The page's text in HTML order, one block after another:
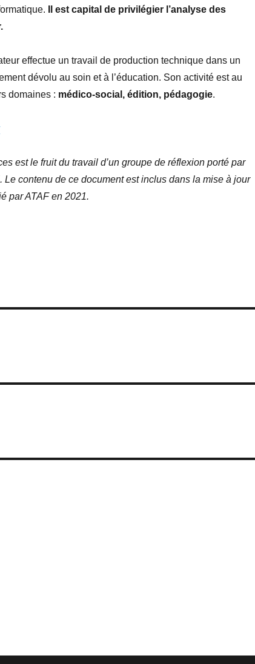
Il est capital de privilégier l’analyse des
effectue un travail de production technique dans un
dévolu au soin et à l’éducation. Son activité est au
domaines : médico-social, édition, pédagogie.
est le fruit du travail d’un groupe de réflexion porté par
Le contenu de ce document est inclus dans la mise à jour
par ATAF en 2021.